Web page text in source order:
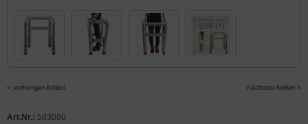
« vorheriger Artikel nächster Artikel »
Art.Nr.: 583080